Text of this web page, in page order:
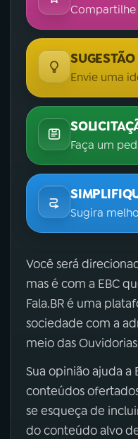
SUGESTÃO
Envie uma
Faça um
Sugira
Você será
mas é com a EBC
Fala.BR é uma
sociedade com a
meio das
Sua opinião ajuda a
conteúdos
se esqueça de
do conteúdo alvo